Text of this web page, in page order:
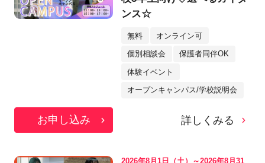
ンス☆
無料 オンライン可
個別相談会 保護者同伴OK
体験イベント
オープンキャンパス/学校説明会
お申し込み 詳しくみる
2026年8月1日（土）～2026年8月31